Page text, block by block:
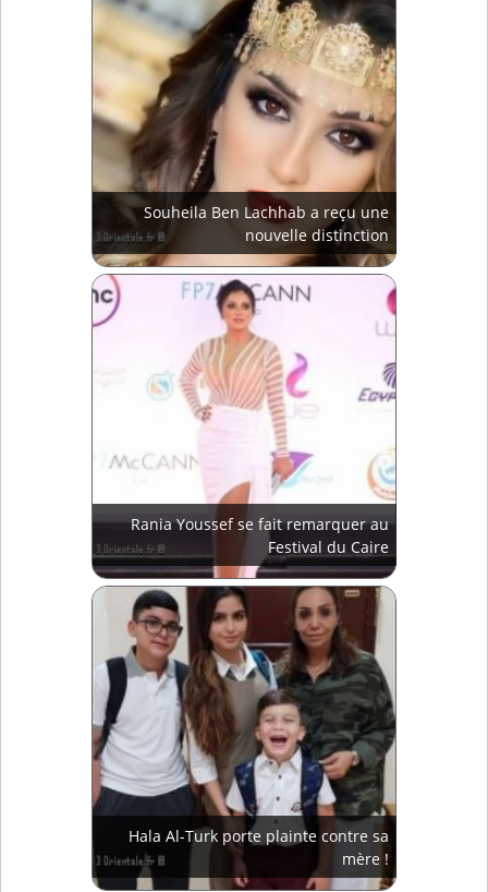
Souheila Ben Lachhab a reçu une
nouvelle distinction
Rania Youssef se fait remarquer au
Festival du Caire
Hala Al-Turk porte plainte contre sa
mère !